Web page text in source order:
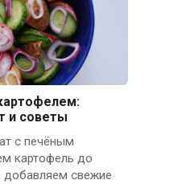
и советы
с печёным
картофель до
добавляем свежие